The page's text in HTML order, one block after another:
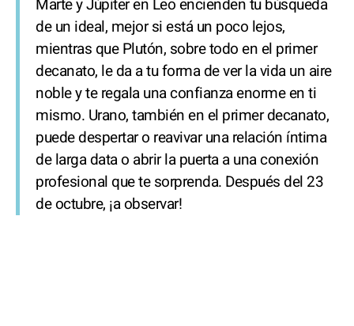
Marte y Júpiter en Leo encienden tu búsqueda
de un ideal, mejor si está un poco lejos,
mientras que Plutón, sobre todo en el primer
decanato, le da a tu forma de ver la vida un aire
noble y te regala una confianza enorme en ti
mismo. Urano, también en el primer decanato,
puede despertar o reavivar una relación íntima
de larga data o abrir la puerta a una conexión
profesional que te sorprenda. Después del 23
de octubre, ¡a observar!